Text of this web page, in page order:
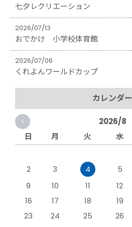
七夕レクリエーション
2026/07/13
おでかけ 小学校体育館
2026/07/06
くれよんワールドカップ
カレンダー
<
2026/8
日
月 火 水
2
3 4 5
9
10 11 12
16
17 18 19
23
24 25 26